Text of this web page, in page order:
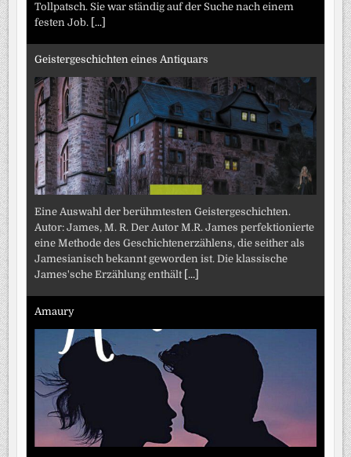
Tollpatsch. Sie war ständig auf der Suche nach einem
festen Job. [...]
Geistergeschichten eines Antiquars
Eine Auswahl der berühmtesten Geistergeschichten.
Autor: James, M. R. Der Autor M.R. James perfektionierte
eine Methode des Geschichtenerzählens, die seither als
Jamesianisch bekannt geworden ist. Die klassische
James'sche Erzählung enthält [...]
Amaury